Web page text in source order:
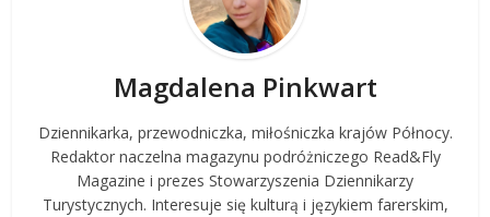
Magdalena Pinkwart
Dziennikarka, przewodniczka, miłośniczka krajów Północy.
Redaktor naczelna magazynu podróżniczego Read&Fly
Magazine i prezes Stowarzyszenia Dziennikarzy
Turystycznych. Interesuje się kulturą i językiem farerskim,